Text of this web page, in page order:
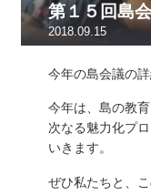
第１５回島
2018.09.15
今年の島会議の
今年は、島の教
次なる魅力化プ
いきます。
ぜひ私たちと、